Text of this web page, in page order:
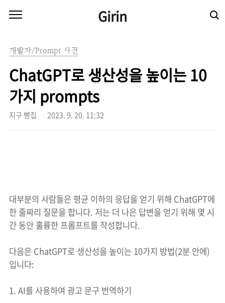
Girin
개발자/Prompt 사전
ChatGPT로 생산성을 높이는 10
가지 prompts
지구 빵집 2023. 9. 20. 11:32
대부분의 사람들은 평균 이하의 응답을 얻기 위해 ChatGPT에
한 줄짜리 질문을 합니다. 저는 더 나은 답변을 얻기 위해 몇 시
간 동안 훌륭한 프롬프트를 작성합니다.
다음은 ChatGPT로 생산성을 높이는 10가지 방법(2분 안에)
입니다:
1. AI를 사용하여 광고 문구 번역하기